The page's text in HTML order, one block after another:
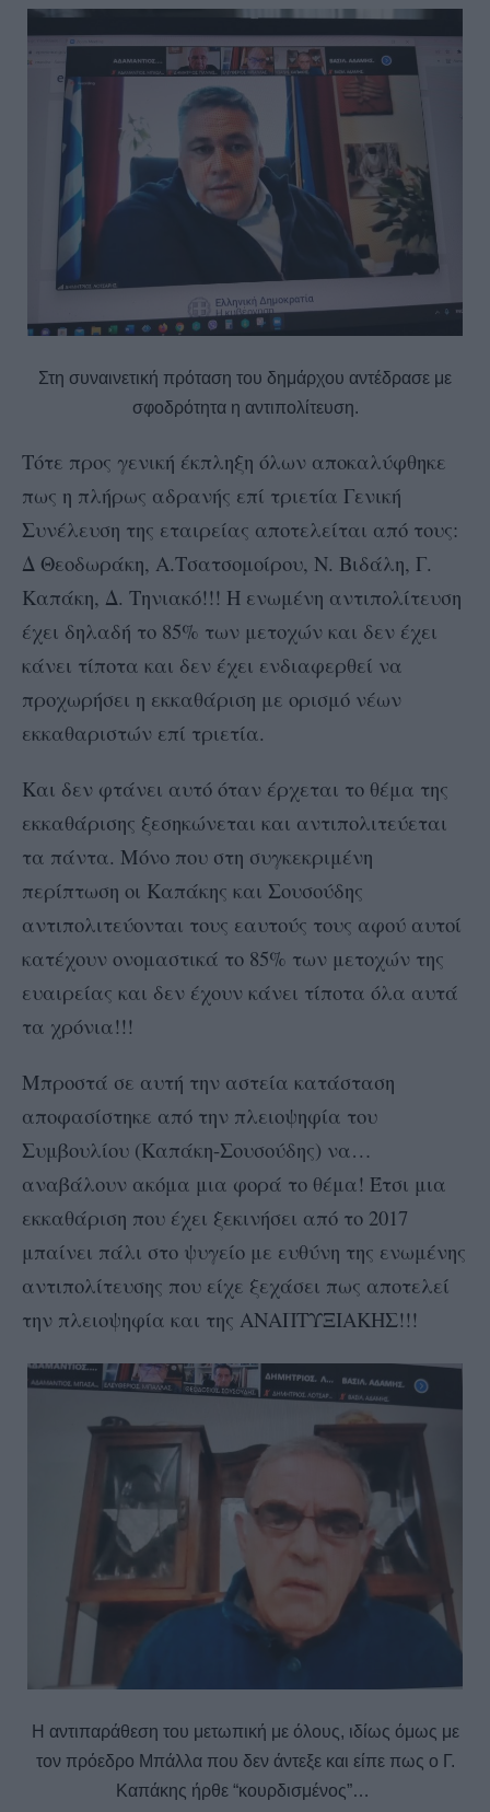
Στη συναινετική πρόταση του δημάρχου αντέδρασε με
σφοδρότητα η αντιπολίτευση.
Τότε προς γενική έκπληξη όλων αποκαλύφθηκε
πως η πλήρως αδρανής επί τριετία Γενική
Συνέλευση της εταιρείας αποτελείται από τους:
Δ Θεοδωράκη, Α.Τσατσομοίρου, Ν. Βιδάλη, Γ.
Καπάκη, Δ. Τηνιακό!!! Η ενωμένη αντιπολίτευση
έχει δηλαδή το 85% των μετοχών και δεν έχει
κάνει τίποτα και δεν έχει ενδιαφερθεί να
προχωρήσει η εκκαθάριση με ορισμό νέων
εκκαθαριστών επί τριετία.
Και δεν φτάνει αυτό όταν έρχεται το θέμα της
εκκαθάρισης ξεσηκώνεται και αντιπολιτεύεται
τα πάντα. Μόνο που στη συγκεκριμένη
περίπτωση οι Καπάκης και Σουσούδης
αντιπολιτεύονται τους εαυτούς τους αφού αυτοί
κατέχουν ονομαστικά το 85% των μετοχών της
ευαιρείας και δεν έχουν κάνει τίποτα όλα αυτά
τα χρόνια!!!
Μπροστά σε αυτή την αστεία κατάσταση
αποφασίστηκε από την πλειοψηφία του
Συμβουλίου (Καπάκη-Σουσούδης) να…
αναβάλουν ακόμα μια φορά το θέμα! Έτσι μια
εκκαθάριση που έχει ξεκινήσει από το 2017
μπαίνει πάλι στο ψυγείο με ευθύνη της ενωμένης
αντιπολίτευσης που είχε ξεχάσει πως αποτελεί
την πλειοψηφία και της ΑΝΑΠΤΥΞΙΑΚΗΣ!!!
Η αντιπαράθεση του μετωπική με όλους, ιδίως όμως με
τον πρόεδρο Μπάλλα που δεν άντεξε και είπε πως ο Γ.
Καπάκης ήρθε “κουρδισμένος”…